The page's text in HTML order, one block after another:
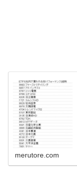
merutore.com